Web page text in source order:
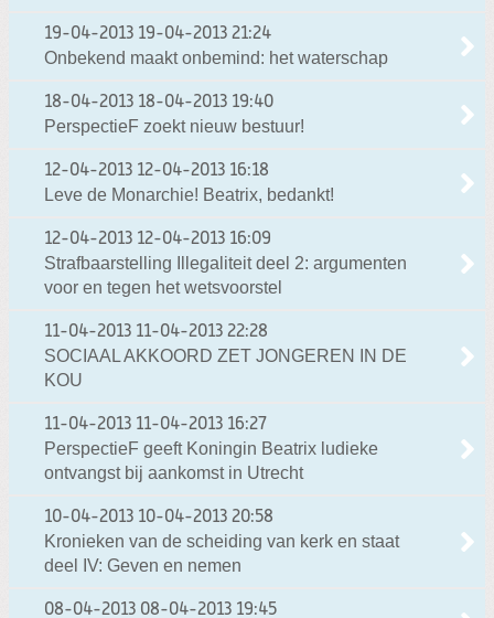
19-04-2013 19-04-2013 21:24
Onbekend maakt onbemind: het waterschap
18-04-2013 18-04-2013 19:40
PerspectieF zoekt nieuw bestuur!
12-04-2013 12-04-2013 16:18
Leve de Monarchie! Beatrix, bedankt!
12-04-2013 12-04-2013 16:09
Strafbaarstelling Illegaliteit deel 2: argumenten
voor en tegen het wetsvoorstel
11-04-2013 11-04-2013 22:28
SOCIAAL AKKOORD ZET JONGEREN IN DE
KOU
11-04-2013 11-04-2013 16:27
PerspectieF geeft Koningin Beatrix ludieke
ontvangst bij aankomst in Utrecht
10-04-2013 10-04-2013 20:58
Kronieken van de scheiding van kerk en staat
deel IV: Geven en nemen
08-04-2013 08-04-2013 19:45